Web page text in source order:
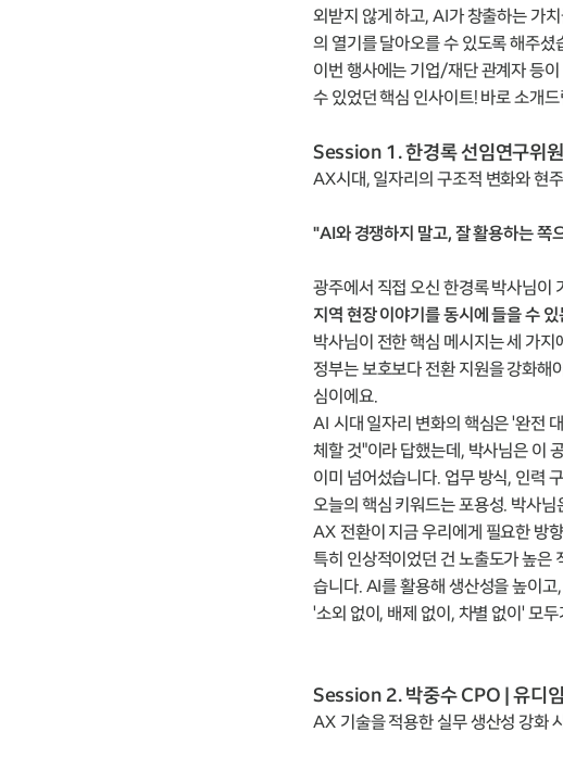
외받지 않게 하고, AI가 창출하는 가
의 열기를 달아오를 수 있도록 해주셨
이번 행사에는 기업/재단 관계자 등
수 있었던 핵심 인사이트! 바로 소개
Session 1. 한경록 선임연구위
AX시대, 일자리의 구조적 변화와 현
"AI와 경쟁하지 말고, 잘 활용하는 쪽
광주에서 직접 오신 한경록 박사님
지역 현장 이야기를 동시에 들을 수
박사님이 전한 핵심 메시지는 세 가
정부는 보호보다 전환 지원을 강화해
심이에요.
AI 시대 일자리 변화의 핵심은 '완전
체할 것"이라 답했는데, 박사님은 이
이미 넘어섰습니다. 업무 방식, 인력
오늘의 핵심 키워드는 포용성. 박사
AX 전환이 지금 우리에게 필요한 방
특히 인상적이었던 건 노출도가 높은
습니다. AI를 활용해 생산성을 높이
'소외 없이, 배제 없이, 차별 없이' 모
Session 2. 박중수 CPO | 유디
AX 기술을 적용한 실무 생산성 강화